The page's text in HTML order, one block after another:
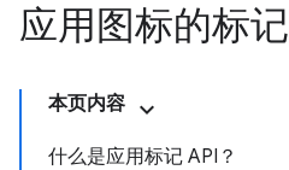
应用图标的标记
本页内容
什么是应用标记 API？